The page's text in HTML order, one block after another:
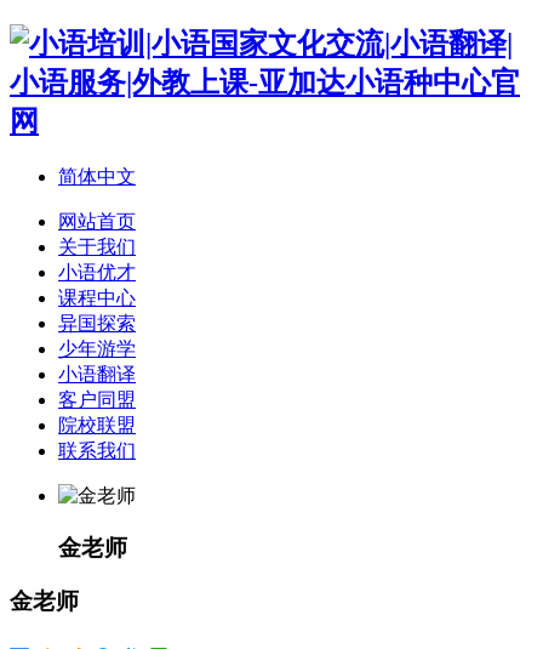
简体中文
网站首页
关于我们
小语优才
课程中心
异国探索
少年游学
小语翻译
客户同盟
院校联盟
联系我们
金老师
金老师